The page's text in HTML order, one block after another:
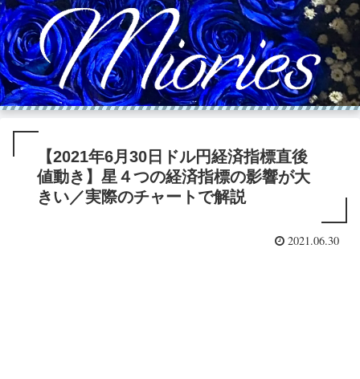
【2021年6月30日ドル円経済指標直後
値動き】星４つの経済指標の影響が大
きい／実際のチャートで解説
2021.06.30